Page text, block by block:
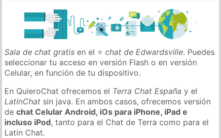
Sala de chat gratis en el ⭐chat de Edwardsville. Puedes
seleccionar tu acceso en versión Flash o en versión
Celular, en función de tu dispositivo.
En QuieroChat ofrecemos el Terra Chat España y el
LatinChat sin java. En ambos casos, ofrecemos versión
dechat Celular Android, iOs para iPhone, iPad e
incluso iPod, tanto para el Chat de Terra como para el
Latin Chat.